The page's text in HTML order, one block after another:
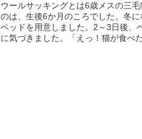
ウールサッキングとは6歳メスの三
のは、生後6か月のころでした。冬
ベッドを用意しました。2～3日後、
に気づきました。「えっ！猫が食べ